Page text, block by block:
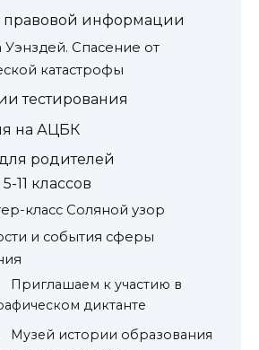
правовой информации
Уэнздей. Спасение от
катастрофы
тестирования
на АЦБК
родителей
11 классов
класс Соляной узор
и события сферы
Приглашаем к участию в
диктанте
Музей истории образования